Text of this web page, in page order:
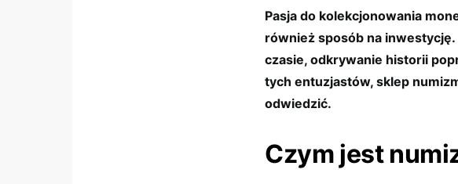
Pasja do kolekcjonowania
również sposób na
czasie, odkrywanie historii
tych entuzjastów, sklep
odwiedzić.
Czym jest